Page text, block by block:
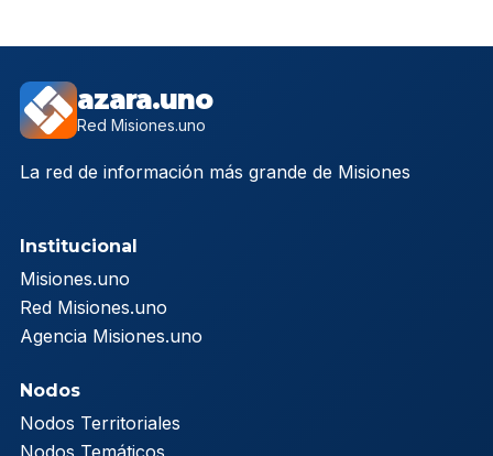
azara.uno
Red Misiones.uno
La red de información más grande de Misiones
Institucional
Misiones.uno
Red Misiones.uno
Agencia Misiones.uno
Nodos
Nodos Territoriales